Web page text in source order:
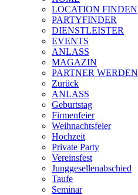
LOCATION FINDEN
PARTYFINDER
DIENSTLEISTER
EVENTS
ANLASS
MAGAZIN
PARTNER WERDEN
Zurück
ANLASS
Geburtstag
Firmenfeier
Weihnachtsfeier
Hochzeit
Private Party
Vereinsfest
Junggesellenabschied
Taufe
Seminar